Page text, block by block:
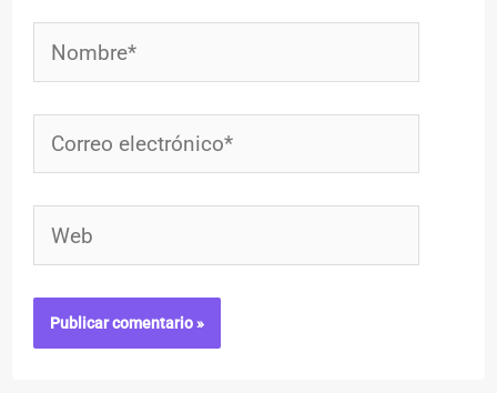
Nombre*
Correo
electrónico*
Web